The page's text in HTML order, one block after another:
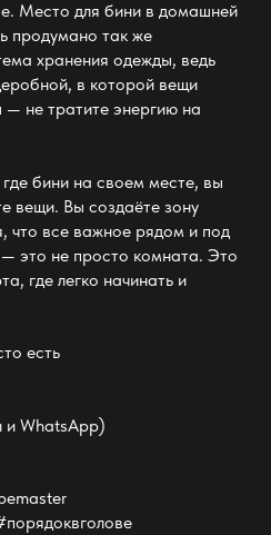
Место для бини в домашней
продумано так же
хранения одежды, ведь
в которой вещи
не тратите энергию на
где бини на своем месте, вы
вещи. Вы создаёте зону
что все важное рядом и под
это не просто комната. Это
где легко начинать и
есть
и WhatsApp)